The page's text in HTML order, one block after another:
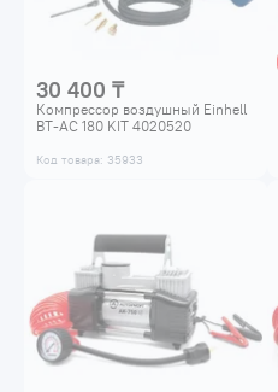
30 400 ₸
Компрессор воздушный Einhell
BT-AC 180 KIT 4020520
Код товара: 35933